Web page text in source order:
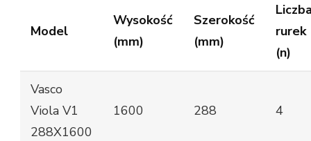
Model
Wysokość
(mm)
Szerokość
(mm)
rurek
(n)
Vasco
Viola V1
288X1600
1600 288 4